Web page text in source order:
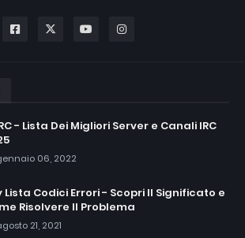
- Lista Dei Migliori Server e Canali IRC
06, 2022
Lista Codici Errori - Scopri Il Significato e
Risolvere Il Problema
21, 2021